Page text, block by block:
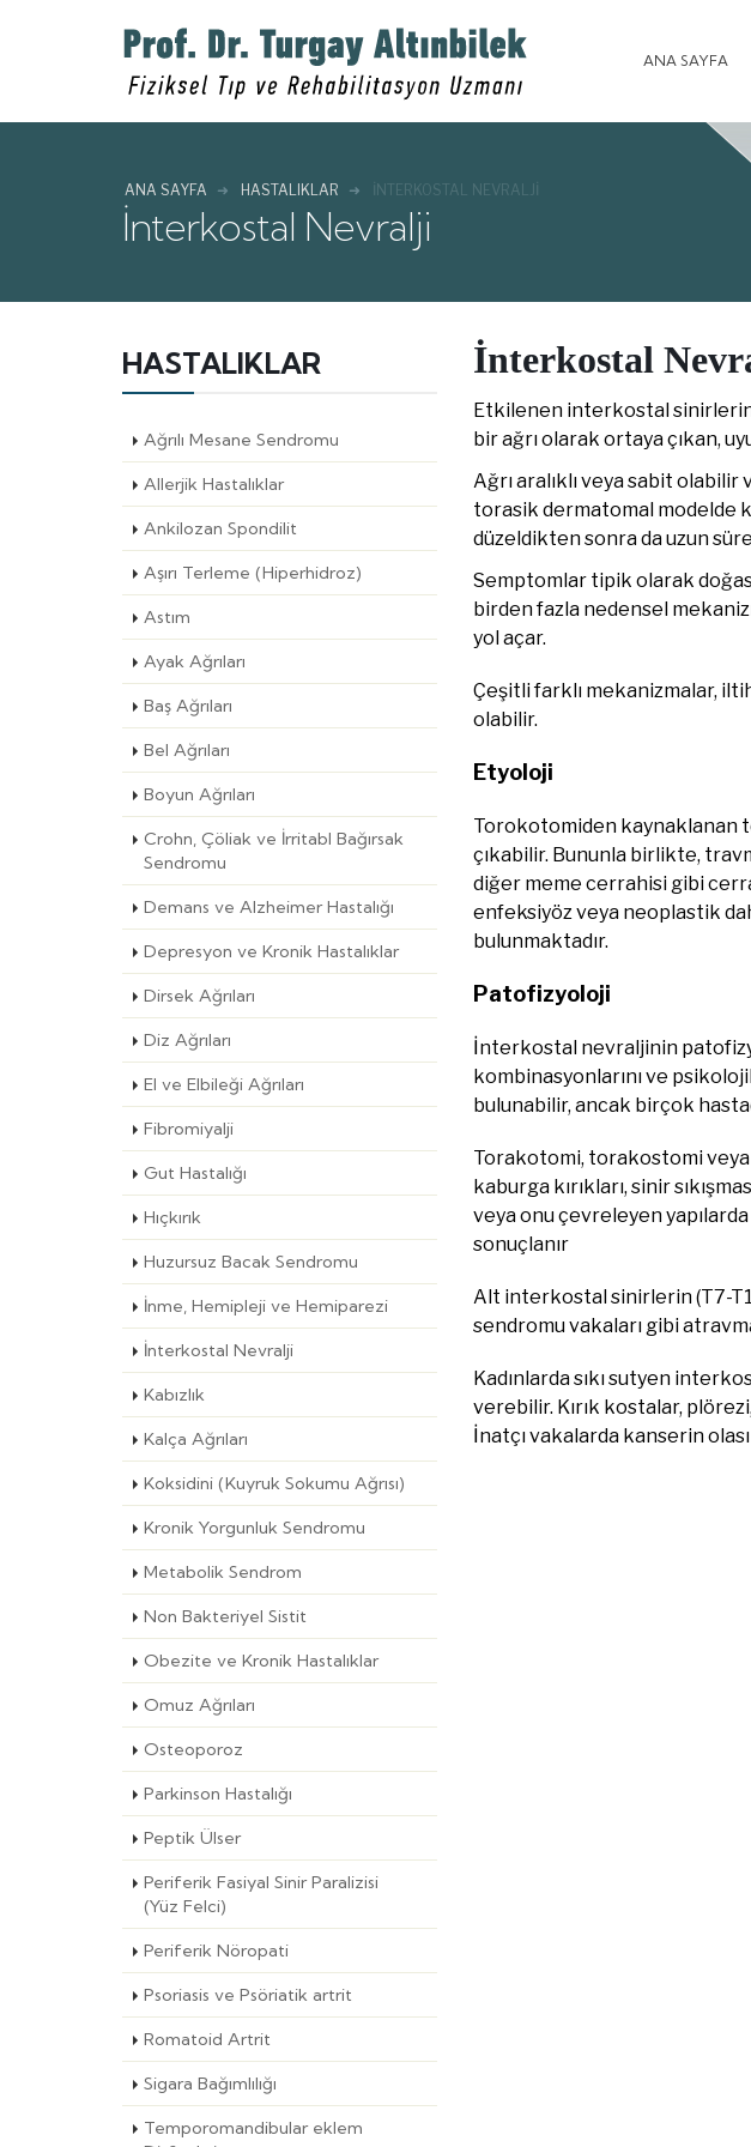
ANA SAYFA
ANA SAYFA HASTALIKLAR İNTERKOSTAL NEVRALJI
İnterkostal Nevralji
HASTALIKLAR
Ağrılı Mesane Sendromu
Allerjik Hastalıklar
Ankilozan Spondilit
Aşırı Terleme (Hiperhidroz)
Astım
Ayak Ağrıları
Baş Ağrıları
Bel Ağrıları
Boyun Ağrıları
Crohn, Çöliak ve İrritabl Bağırsak
Sendromu
Demans ve Alzheimer Hastalığı
Depresyon ve Kronik Hastalıklar
Dirsek Ağrıları
Diz Ağrıları
El ve Elbileği Ağrıları
Fibromiyalji
Gut Hastalığı
Hıçkırık
Huzursuz Bacak Sendromu
İnme, Hemipleji ve Hemiparezi
İnterkostal Nevralji
Kabızlık
Kalça Ağrıları
Koksidini (Kuyruk Sokumu Ağrısı)
Kronik Yorgunluk Sendromu
Metabolik Sendrom
Non Bakteriyel Sistit
Obezite ve Kronik Hastalıklar
Omuz Ağrıları
Osteoporoz
Parkinson Hastalığı
Peptik Ülser
Periferik Fasiyal Sinir Paralizisi
(Yüz Felci)
Periferik Nöropati
Psoriasis ve Psöriatik artrit
Romatoid Artrit
Sigara Bağımlılığı
Temporomandibular eklem
İnterkostal
Etkilenen interkostal sinirlerin
bir ağrı olarak ortaya çıkan,
Ağrı aralıklı veya sabit
torasik dermatomal modelde
düzeldikten sonra da uzun
Semptomlar tipik olarak
birden fazla nedensel
yol açar.
Çeşitli farklı mekanizmalar,
olabilir.
Etyoloji
Torokotomiden kaynaklanan
çıkabilir. Bununla birlikte,
diğer meme cerrahisi gibi
enfeksiyöz veya neoplastik
bulunmaktadır.
Patofizyoloji
İnterkostal nevraljinin
kombinasyonlarını ve
bulunabilir, ancak birçok
Torakotomi, torakostomi
kaburga kırıkları, sinir
veya onu çevreleyen
sonuçlanır
Alt interkostal sinirlerin (T7-
sendromu vakaları gibi
Kadınlarda sıkı sutyen
verebilir. Kırık kostalar,
İnatçı vakalarda kanserin